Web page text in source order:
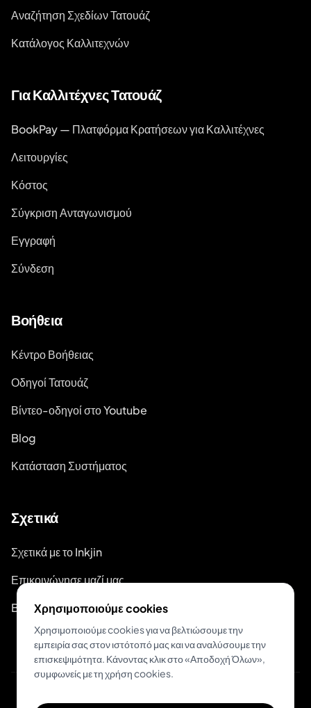
Αναζήτηση Σχεδίων Τατουάζ
Κατάλογος Καλλιτεχνών
Για Καλλιτέχνες Τατουάζ
BookPay — Πλατφόρμα Κρατήσεων για Καλλιτέχνες
Λειτουργίες
Κόστος
Σύγκριση Ανταγωνισμού
Εγγραφή
Σύνδεση
Βοήθεια
Κέντρο Βοήθειας
Οδηγοί Τατουάζ
Βίντεο-οδηγοί στο Youtube
Blog
Κατάσταση Συστήματος
Σχετικά
Σχετικά με το Inkjin
Επικοινώνησε μαζί μας
Branding Kit
Χρησιμοποιούμε cookies
Χρησιμοποιούμε cookies για να βελτιώσουμε την
εμπειρία σας στον ιστότοπό μας και να αναλύσουμε την
επισκεψιμότητα. Κάνοντας κλικ στο «Αποδοχή Όλων»,
συμφωνείς με τη χρήση cookies.